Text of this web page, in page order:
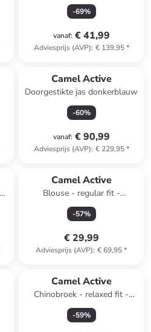
-69%
vanaf: € 41,99
Adviesprijs (AVP): € 139,95*
Camel Active
Doorgestikte jas donkerblauw
-60%
vanaf: € 90,99
Adviesprijs (AVP): € 229,95*
Camel Active
Blouse - regular fit -
lichtblauw/donkerblauw
-57%
€ 29,99
Adviesprijs (AVP): € 69,95*
Camel Active
Chinobroek - relaxed fit -
donkerblauw
-59%